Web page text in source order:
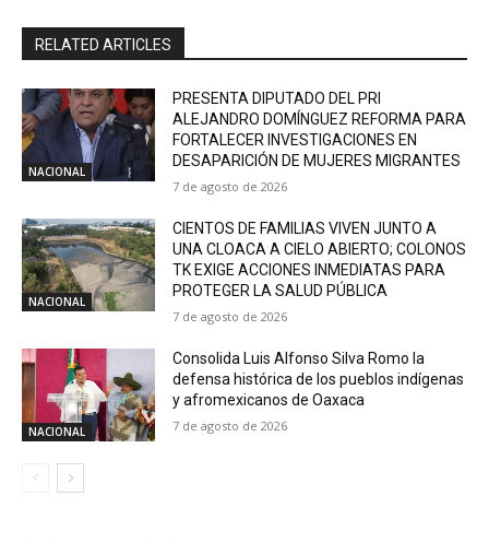
RELATED ARTICLES
NACIONAL
PRESENTA DIPUTADO DEL PRI
ALEJANDRO DOMÍNGUEZ REFORMA PARA
FORTALECER INVESTIGACIONES EN
DESAPARICIÓN DE MUJERES MIGRANTES
7 de agosto de 2026
NACIONAL
CIENTOS DE FAMILIAS VIVEN JUNTO A
UNA CLOACA A CIELO ABIERTO; COLONOS
TK EXIGE ACCIONES INMEDIATAS PARA
PROTEGER LA SALUD PÚBLICA
7 de agosto de 2026
NACIONAL
Consolida Luis Alfonso Silva Romo la
defensa histórica de los pueblos indígenas
y afromexicanos de Oaxaca
7 de agosto de 2026